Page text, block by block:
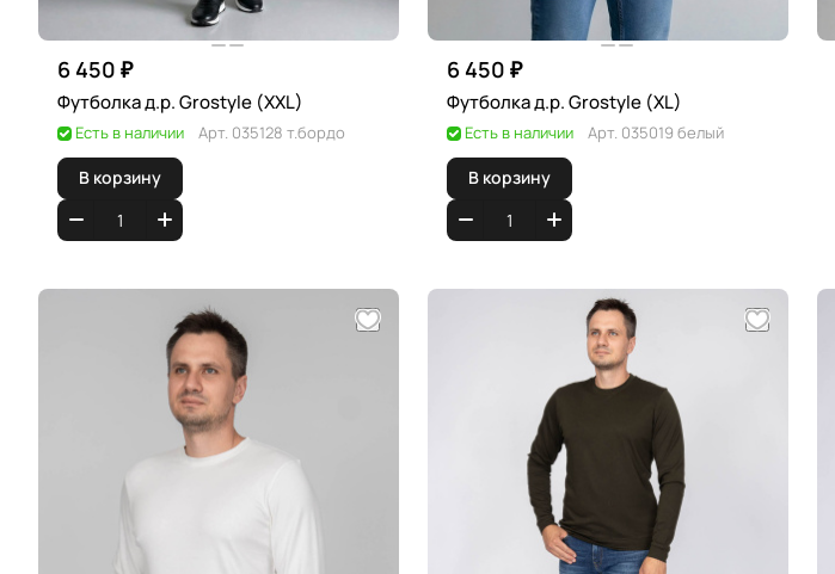
6 450 ₽
Футболка д.р. Grostyle (XXL)
Есть в наличии Арт. 035128 т.бордо
В корзину
6 450 ₽
Футболка д.р. Grostyle (XL)
Есть в наличии Арт. 035019 белый
В корзину